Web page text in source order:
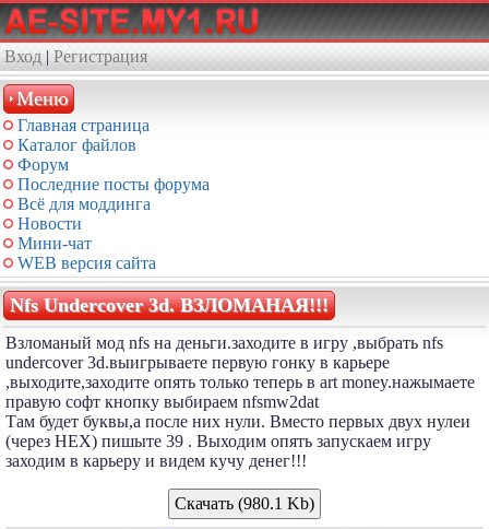
Вход | Регистрация
Меню
Главная страница
Каталог файлов
Форум
Последние посты форума
Всё для моддинга
Новости
Мини-чат
WEB версия сайта
Nfs Undercover 3d. ВЗЛОМАНАЯ!!!
Взломаный мод nfs на деньги.заходите в игру ,выбрать nfs
undercover 3d.выигрываете первую гонку в карьере
,выходите,заходите опять только теперь в art money.нажымаете
правую софт кнопку выбираем nfsmw2dat
Там будет буквы,а после них нули. Вместо первых двух нулеи
(через HEX) пишыте 39 . Выходим опять запускаем игру
заходим в карьеру и видем кучу денег!!!
Скачать (980.1 Kb)